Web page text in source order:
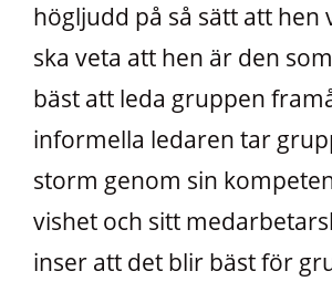
högljudd på så sätt att hen
ska veta att hen är den
bäst att leda gruppen
informella ledaren tar
storm genom sin
vishet och sitt
inser att det blir bäst för